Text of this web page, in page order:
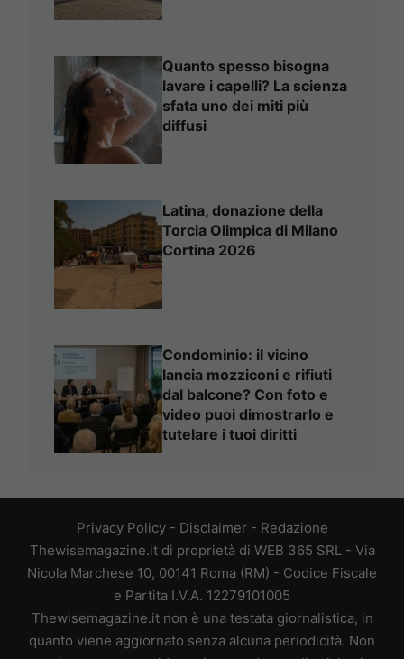
Quanto spesso bisogna
lavare i capelli? La scienza
sfata uno dei miti più
diffusi
Latina, donazione della
Torcia Olimpica di Milano
Cortina 2026
Condominio: il vicino
lancia mozziconi e rifiuti
dal balcone? Con foto e
video puoi dimostrarlo e
tutelare i tuoi diritti
Privacy Policy- Disclaimer - Redazione
Thewisemagazine.it di proprietà di WEB 365 SRL - Via
Nicola Marchese 10, 00141 Roma (RM) - Codice Fiscale
e Partita I.V.A. 12279101005
Thewisemagazine.it non è una testata giornalistica, in
quanto viene aggiornato senza alcuna periodicità. Non